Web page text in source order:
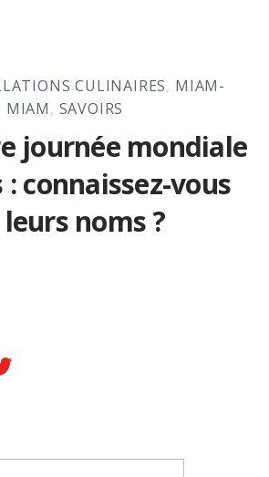
CULINAIRES, MIAM-
MIAM, SAVOIRS
journée mondiale
connaissez-vous
noms ?